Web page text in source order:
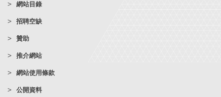
網站目錄
招聘空缺
贊助
推介網站
網站使用條款
公開資料